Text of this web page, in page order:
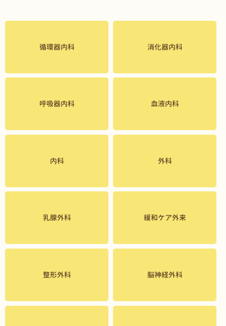
循環器内科 消化器内科
呼吸器内科 血液内科
内科 外科
乳腺外科 緩和ケア外来
整形外科 脳神経外科